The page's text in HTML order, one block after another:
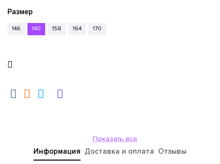
Размер
146 140 158 164 170
Показать все
Информация Доставка и оплата Отзывы